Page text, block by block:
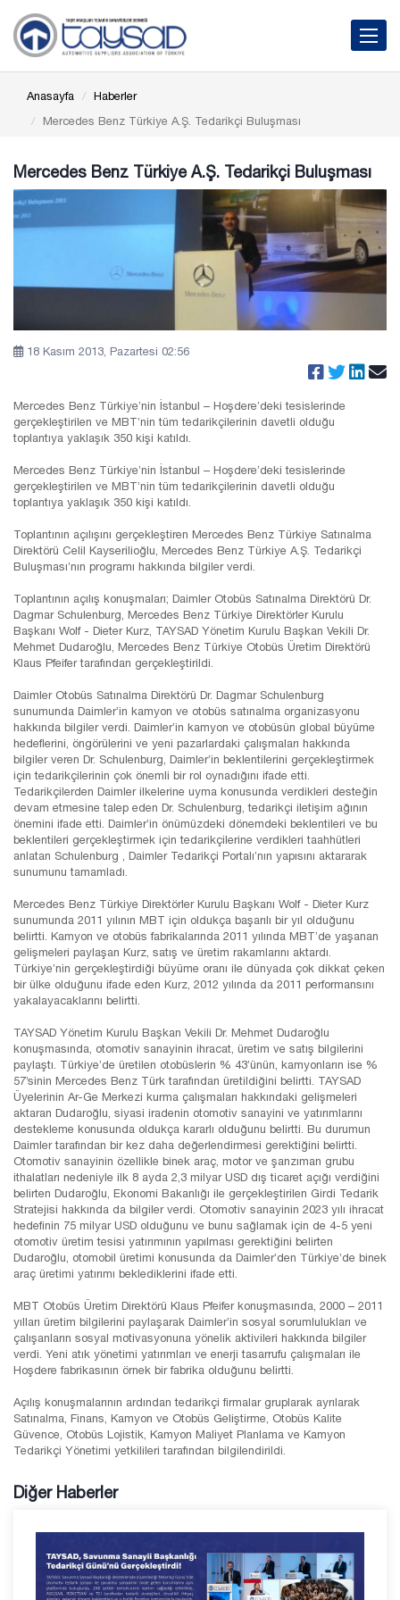
Toggle
Anasayfa
Haberler
Mercedes Benz Türkiye A.Ş. Tedarikçi Buluşması
Mercedes Benz Türkiye A.Ş. Tedarikçi Buluşması
18 Kasım 2013, Pazartesi 02:56
Mercedes Benz Türkiye’nin İstanbul – Hoşdere’deki tesislerinde
gerçekleştirilen ve MBT’nin tüm tedarikçilerinin davetli olduğu
toplantıya yaklaşık 350 kişi katıldı.
Mercedes Benz Türkiye’nin İstanbul – Hoşdere’deki tesislerinde
gerçekleştirilen ve MBT’nin tüm tedarikçilerinin davetli olduğu
toplantıya yaklaşık 350 kişi katıldı.
Toplantının açılışını gerçekleştiren Mercedes Benz Türkiye Satınalma
Direktörü Celil Kayserilioğlu, Mercedes Benz Türkiye A.Ş. Tedarikçi
Buluşması’nın programı hakkında bilgiler verdi.
Toplantının açılış konuşmaları; Daimler Otobüs Satınalma Direktörü Dr.
Dagmar Schulenburg, Mercedes Benz Türkiye Direktörler Kurulu
Başkanı Wolf - Dieter Kurz, TAYSAD Yönetim Kurulu Başkan Vekili Dr.
Mehmet Dudaroğlu, Mercedes Benz Türkiye Otobüs Üretim Direktörü
Klaus Pfeifer tarafından gerçekleştirildi.
Daimler Otobüs Satınalma Direktörü Dr. Dagmar Schulenburg
sunumunda Daimler’in kamyon ve otobüs satınalma organizasyonu
hakkında bilgiler verdi. Daimler’in kamyon ve otobüsün global büyüme
hedeflerini, öngörülerini ve yeni pazarlardaki çalışmaları hakkında
bilgiler veren Dr. Schulenburg, Daimler’in beklentilerini gerçekleştirmek
için tedarikçilerinin çok önemli bir rol oynadığını ifade etti.
Tedarikçilerden Daimler ilkelerine uyma konusunda verdikleri desteğin
devam etmesine talep eden Dr. Schulenburg, tedarikçi iletişim ağının
önemini ifade etti. Daimler’in önümüzdeki dönemdeki beklentileri ve bu
beklentileri gerçekleştirmek için tedarikçilerine verdikleri taahhütleri
anlatan Schulenburg , Daimler Tedarikçi Portalı’nın yapısını aktararak
sunumunu tamamladı.
Mercedes Benz Türkiye Direktörler Kurulu Başkanı Wolf - Dieter Kurz
sunumunda 2011 yılının MBT için oldukça başarılı bir yıl olduğunu
belirtti. Kamyon ve otobüs fabrikalarında 2011 yılında MBT’de yaşanan
gelişmeleri paylaşan Kurz, satış ve üretim rakamlarını aktardı.
Türkiye’nin gerçekleştirdiği büyüme oranı ile dünyada çok dikkat çeken
bir ülke olduğunu ifade eden Kurz, 2012 yılında da 2011 performansını
yakalayacaklarını belirtti.
TAYSAD Yönetim Kurulu Başkan Vekili Dr. Mehmet Dudaroğlu
konuşmasında, otomotiv sanayinin ihracat, üretim ve satış bilgilerini
paylaştı. Türkiye’de üretilen otobüslerin % 43’ünün, kamyonların ise %
57’sinin Mercedes Benz Türk tarafından üretildiğini belirtti. TAYSAD
Üyelerinin Ar-Ge Merkezi kurma çalışmaları hakkındaki gelişmeleri
aktaran Dudaroğlu, siyasi iradenin otomotiv sanayini ve yatırımlarını
destekleme konusunda oldukça kararlı olduğunu belirtti. Bu durumun
Daimler tarafından bir kez daha değerlendirmesi gerektiğini belirtti.
Otomotiv sanayinin özellikle binek araç, motor ve şanzıman grubu
ithalatları nedeniyle ilk 8 ayda 2,3 milyar USD dış ticaret açığı verdiğini
belirten Dudaroğlu, Ekonomi Bakanlığı ile gerçekleştirilen Girdi Tedarik
Stratejisi hakkında da bilgiler verdi. Otomotiv sanayinin 2023 yılı ihracat
hedefinin 75 milyar USD olduğunu ve bunu sağlamak için de 4-5 yeni
otomotiv üretim tesisi yatırımının yapılması gerektiğini belirten
Dudaroğlu, otomobil üretimi konusunda da Daimler’den Türkiye’de binek
araç üretimi yatırımı beklediklerini ifade etti.
MBT Otobüs Üretim Direktörü Klaus Pfeifer konuşmasında, 2000 – 2011
yılları üretim bilgilerini paylaşarak Daimler’in sosyal sorumlulukları ve
çalışanların sosyal motivasyonuna yönelik aktivileri hakkında bilgiler
verdi. Yeni atık yönetimi yatırımları ve enerji tasarrufu çalışmaları ile
Hoşdere fabrikasının örnek bir fabrika olduğunu belirtti.
Açılış konuşmalarının ardından tedarikçi firmalar gruplarak ayrılarak
Satınalma, Finans, Kamyon ve Otobüs Geliştirme, Otobüs Kalite
Güvence, Otobüs Lojistik, Kamyon Maliyet Planlama ve Kamyon
Tedarikçi Yönetimi yetkilileri tarafından bilgilendirildi.
Diğer Haberler